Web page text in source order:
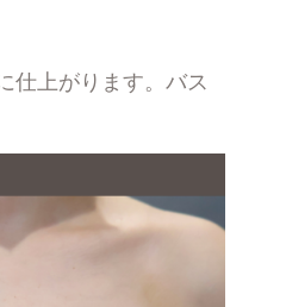
仕上がります。バス